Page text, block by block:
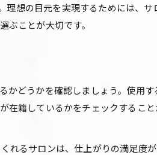
理想の目元を実現するためには、サ
ことが大切です。
かどうかを確認しましょう。使用す
在籍しているかをチェックするこ
れるサロンは、仕上がりの満足度